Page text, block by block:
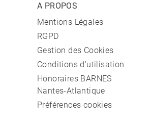
A PROPOS
Mentions Légales
RGPD
Gestion des Cookies
Conditions d'utilisation
Honoraires BARNES
Nantes-Atlantique
Préférences cookies